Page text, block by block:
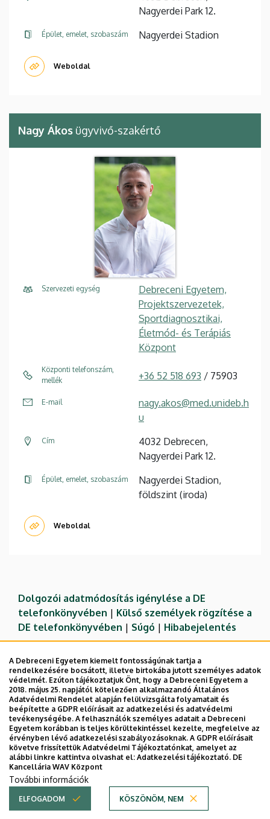
Nagyerdei Park 12.
Épület, emelet, szobaszám Nagyerdei Stadion
Weboldal
Nagy Ákos ügyvivő-szakértő
Szervezeti egység
Debreceni Egyetem,
Projektszervezetek,
Sportdiagnosztikai,
Életmód- és Terápiás
Központ
Központi telefonszám,
mellék
+36 52 518 693 / 75903
E-mail
nagy.akos@med.unideb.h
u
Cím
4032 Debrecen,
Nagyerdei Park 12.
Épület, emelet, szobaszám
Nagyerdei Stadion,
földszint (iroda)
Weboldal
Dolgozói adatmódosítás igénylése a DE
telefonkönyvében | Külső személyek rögzítése a
DE telefonkönyvében | Súgó | Hibabejelentés
Adatvédelem
Adatvédelem
Copyright © 2026 Unideb
A Debreceni Egyetem kiemelt fontosságúnak tartja a
rendelkezésére bocsátott, illetve birtokába jutott személyes adatok
védelmét. Ezúton tájékoztatjuk Önt, hogy a Debreceni Egyetem a
2018. május 25. napjától kötelezően alkalmazandó Általános
Adatvédelmi Rendelet alapján felülvizsgálta folyamatait és
beépítette a GDPR előírásait az adatkezelési és adatvédelmi
tevékenységébe. A felhasználók személyes adatait a Debreceni
Egyetem korábban is teljes körültekintéssel kezelte, megfelelve az
érvényben lévő adatkezelési szabályozásoknak. A GDPR előírásait
követve frissítettük Adatvédelmi Tájékoztatónkat, amelyet az
alábbi linkre kattintva olvashat el: Adatkezelési tájékoztató. DE
Kancellária WAV Központ
További információk
ELFOGADOM KÖSZÖNÖM, NEM